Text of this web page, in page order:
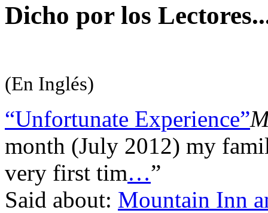
Dicho por los
(En Inglés)
“Unfortunate Experience”
month (July 2012) my
very first tim…”
Said about: Mountain Inn